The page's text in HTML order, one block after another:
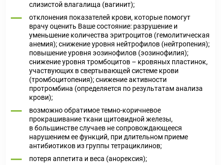
слизистой влагалища (вагинит);
отклонения показателей крови, которые помогут
врачу оценить Ваше состояние: разрушение и
уменьшение количества эритроцитов (гемолитическая
анемия); снижение уровня нейтрофилов (нейтропения);
повышение уровня эозинофилов (эозинофилия);
снижение уровня тромбоцитов – кровяных пластинок,
участвующих в свертывающей системе крови
(тромбоцитопения); снижение активности
протромбина (определяется по результатам анализа
крови);
возможно обратимое темно-коричневое
прокрашивание ткани щитовидной железы,
в большинстве случаев не сопровождающееся
нарушением ее функций, при длительном приеме
антибиотиков из группы тетрациклинов;
потеря аппетита и веса (анорексия);